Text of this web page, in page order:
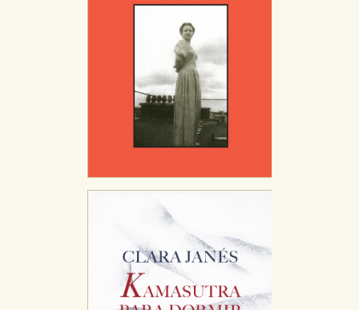
CONFIGURACIÓN DE COOKIES
HABILITAR TODO RECHAZAR TODO